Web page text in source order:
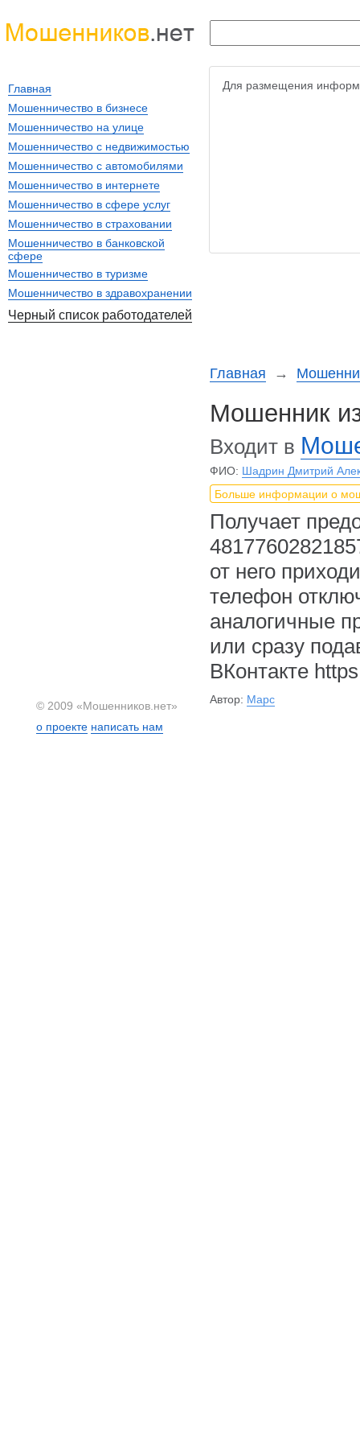
Для размещения
Главная →
Мошенник
Входит в
ФИО: Шадрин Дмитрий
Больше информации о
Получает
от него
телефон
аналогичные
или сразу
ВКонтакте
Автор: Марс
Главная
Мошенничество в бизнесе
Мошенничество на улице
Мошенничество с недвижимостью
Мошенничество с автомобилями
Мошенничество в интернете
Мошенничество в сфере услуг
Мошенничество в страховании
Мошенничество в банковской
сфере
Мошенничество в туризме
Мошенничество в здравохранении
Черный список работодателей
© 2009 «Мошенников.нет»
о проекте написать нам